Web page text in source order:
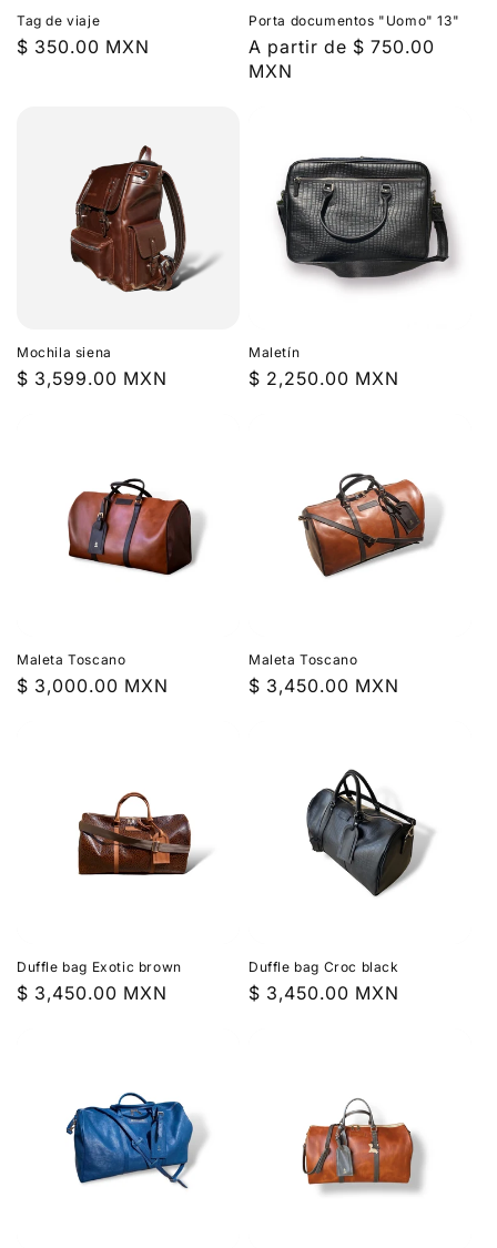
Tag de viaje
Precio
$ 350.00 MXN
Porta documentos "Uomo" 13"
Precio
habitual
A partir de $ 750.00
MXN
Mochila siena
Precio
$ 3,599.00 MXN
Maletín
Precio
$ 2,250.00 MXN
Maleta Toscano
Precio
$ 3,000.00 MXN
Maleta Toscano
Precio
$ 3,450.00 MXN
Duffle bag Exotic brown
Precio
$ 3,450.00 MXN
Duffle bag Croc black
Precio
$ 3,450.00 MXN